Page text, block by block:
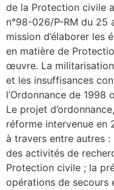
de la Protection civile
n°98-026/P-RM du 25
mission d’élaborer les
en matière de
œuvre. La
et les insuffisances
l’Ordonnance de 1998
Le projet
réforme intervenue en
à travers entre autres
des activités de
Protection civile ; la
opérations de secours